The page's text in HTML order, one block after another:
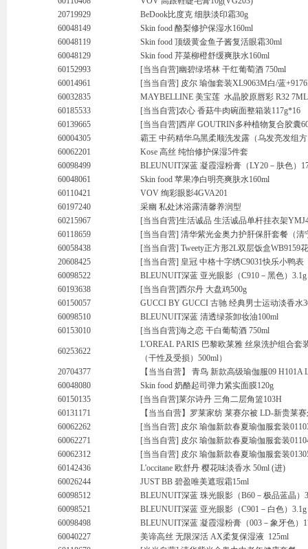
20719929
BeDook比度克 细肤淡印霜30g
60048149
Skin food 酪梨修护保湿水160ml
60048119
Skin food 顶级黄金鱼子酱复活眼霜30ml
60048129
Skin food 芹菜柳橙舒缓爽肤水160ml
60152993
[当当自营]幽碧绿塔林 干红葡萄酒 750ml
60014961
[当当自营] 皮尔 瑜伽套装XL9063M白/蓝
60032835
MAYBELLINE 美宝莲 水晶胶原唇彩 R32 7ML
60185533
[当当自营]农心 香菇牛肉碗面整箱装117g*16
60139665
[当当自营]西岸 GOUTRIN多种植物复合胶囊
60004305
霸王 中药精华乌黑柔顺洗发露（乌发亮发组方
60062201
Kose 高丝 纯怡修护保湿5件套
60098499
BLEUNUIT深蓝 凝霞湿粉膏（LY20－肤色）
60048061
Skin food 苹果净白明亮爽肤水160ml
60110421
VOV 绚彩眼影4GVA201
60197240
采幽 私处沐浴露清馨养润型
60215967
[当当自营]生活诚品 生活诚品单杆挂衣架
60118659
[当当自营] 清华紫光金奥力护肝保肝套餐（清
60058438
[当当自营] Tweety正方形2L双层饭盒WB9159
20608425
[当当自营] 皇冠 中格十字绣C9031快乐小鸭表
60098522
BLEUNUIT深蓝 亚光眼影（C910－黑色）3.1g
60193638
[当当自营]西尔丹 大盘鸡500g
60150057
GUCCI BY GUCCI 古驰 经典男士运动淡香水
60098510
BLEUNUIT深蓝 清透绿茶卸妆油100ml
60153010
[当当自营]海之恋 干白葡萄酒 750ml
60253622
L'OREAL PARIS 巴黎欧莱雅 丝泉洗护组合
（干性及受损）500ml）
20704377
【当当自营】 青鸟 新款高级瑜伽服09 H101A
60048080
Skin food 奶酪起司弹力紧实面膜120g
60150135
[当当自营]莱尔诗丹 三角二层角篮103H
60131171
【当当自营】罗莱家纺 莱赛尔被 LD-新贵莱
60062262
[当当自营] 皮尔 瑜伽新款春夏瑜伽服套装
60062271
[当当自营] 皮尔 瑜伽新款春夏瑜伽服套装
60062312
[当当自营] 皮尔 瑜伽新款春夏瑜伽服套装
60142436
L'occitane 欧舒丹 樱花味淡香水 50ml (进)
60026244
JUST BB 碧盈唯美遮瑕霜15ml
60098512
BLEUNUIT深蓝 珠光眼影（B60－极品蓝晶）
60098521
BLEUNUIT深蓝 亚光眼影（C901－白色）3.1g
60098498
BLEUNUIT深蓝 凝霞湿粉膏（003－象牙色）
60040227
美谛高丝 无限深活 AX柔复保湿液 125ml